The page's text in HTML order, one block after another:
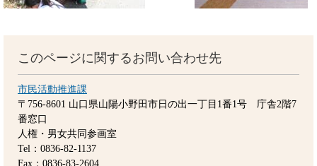
このページに関するお問い合わせ先
市民活動推進課
〒756-8601 山口県山陽小野田市日の出一丁目1番1号 庁舎2階7
番窓口
人権・男女共同参画室
Tel：0836-82-1137
Fax：0836-83-2604